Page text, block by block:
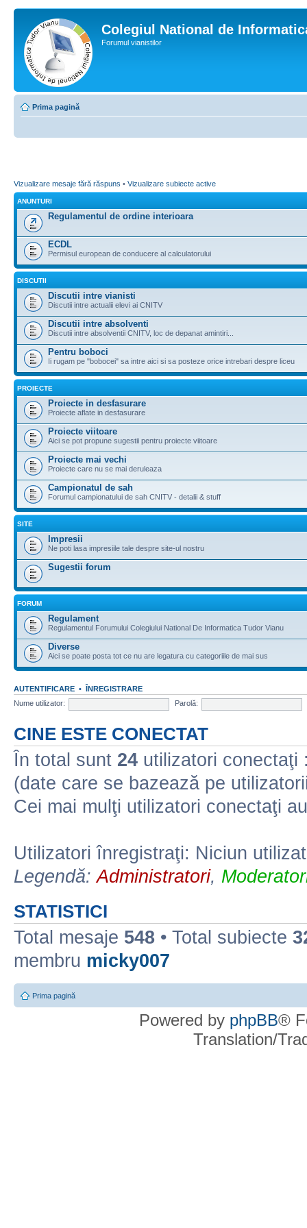
Colegiul National de
Forumul vianistilor
Prima pagină
Vizualizare mesaje fără răspuns • Vizualizare subiecte active
ANUNTURI
Regulamentul de ordine interioara
ECDL
Permisul european de conducere al calculatorului
DISCUTII
Discutii intre vianisti
Discutii intre actualii elevi ai CNITV
Discutii intre absolventi
Discutii intre absolventii CNITV, loc de depanat amintiri...
Pentru boboci
Ii rugam pe "bobocei" sa intre aici si sa posteze orice intrebari despre liceu
PROIECTE
Proiecte in desfasurare
Proiecte aflate in desfasurare
Proiecte viitoare
Aici se pot propune sugestii pentru proiecte viitoare
Proiecte mai vechi
Proiecte care nu se mai deruleaza
Campionatul de sah
Forumul campionatului de sah CNITV - detalii & stuff
SITE
Impresii
Ne poti lasa impresiile tale despre site-ul nostru
Sugestii forum
FORUM
Regulament
Regulamentul Forumului Colegiului National De Informatica Tudor Vianu
Diverse
Aici se poate posta tot ce nu are legatura cu categoriile de mai sus
AUTENTIFICARE • ÎNREGISTRARE
Nume utilizator:
Parolă:
CINE ESTE CONECTAT
În total sunt 24 utilizatori conectaţi
(date care se bazează pe
Cei mai mulţi utilizatori conectaţi
Utilizatori înregistraţi: Niciun
Legendă:Administratori,
STATISTICI
Total mesaje 548 • Total subiecte
membru micky007
Prima pagină
Powered by phpBB®
Translation/